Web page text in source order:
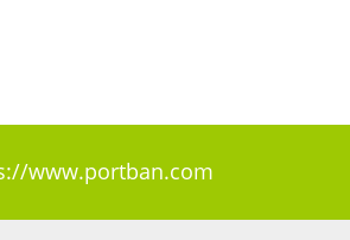
www.portban.com